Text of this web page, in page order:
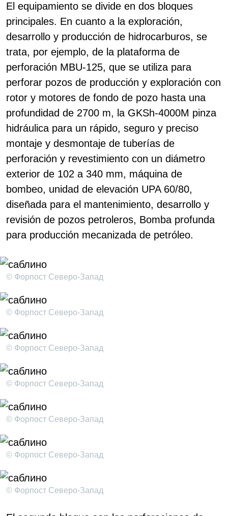
El equipamiento se divide en dos bloques
principales. En cuanto a la exploración,
desarrollo y producción de hidrocarburos, se
trata, por ejemplo, de la plataforma de
perforación MBU-125, que se utiliza para
perforar pozos de producción y exploración con
rotor y motores de fondo de pozo hasta una
profundidad de 2700 m, la GKSh-4000M pinza
hidráulica para un rápido, seguro y preciso
montaje y desmontaje de tuberías de
perforación y revestimiento con un diámetro
exterior de 102 a 340 mm, máquina de
bombeo, unidad de elevación UPA 60/80,
diseñada para el mantenimiento, desarrollo y
revisión de pozos petroleros, Bomba profunda
para producción mecanizada de petróleo.
© Форпост Северо-Запад
© Форпост Северо-Запад
© Форпост Северо-Запад
© Форпост Северо-Запад
© Форпост Северо-Запад
© Форпост Северо-Запад
© Форпост Северо-Запад